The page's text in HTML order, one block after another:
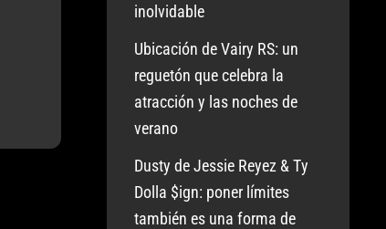
inolvidable
Ubicación de Vairy RS: un
reguetón que celebra la
atracción y las noches de
verano
Dusty de Jessie Reyez & Ty
Dolla $ign: poner límites
también es una forma de